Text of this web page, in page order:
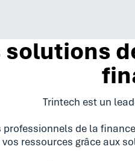
solutions
Trintech est un
de la
ressources grâce aux